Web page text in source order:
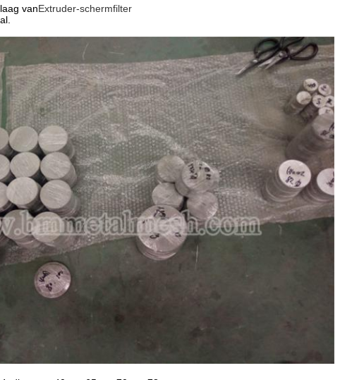
vanExtruder-schermfilter